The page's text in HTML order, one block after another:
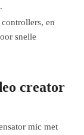
en
snelle
creator
mic met